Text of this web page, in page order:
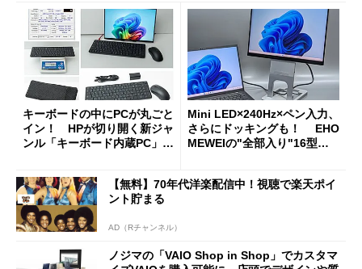
キーボードの中にPCが丸ごと
イン！ HPが切り開く新ジャ
ンル「キーボード内蔵PC」の
Mini LED×240Hz×ペン入力、
さらにドッキングも！ EHO
MEWEIの"全部入り"16型モ
【無料】70年代洋楽配信中！視聴で楽天ポイ
ント貯まる
AD（Rチャンネル）
ノジマの「VAIO Shop in Shop」でカスタマ